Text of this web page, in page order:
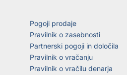
Pogoji prodaje
Pravilnik o zasebnosti
Partnerski pogoji in določila
Pravilnik o vračanju
Pravilnik o vračilu denarja